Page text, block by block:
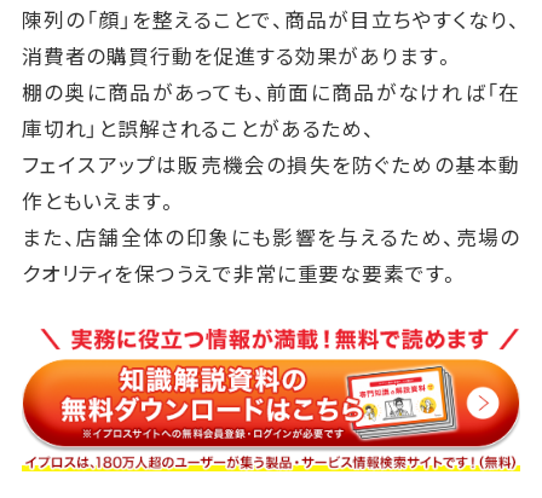
陳列の「顔」を整えることで、商品が目立ちやすくなり、
消費者の購買行動を促進する効果があります。
棚の奥に商品があっても、前面に商品がなければ「在
庫切れ」と誤解されることがあるため、
フェイスアップは販売機会の損失を防ぐための基本動
作ともいえます。
また、店舗全体の印象にも影響を与えるため、売場の
クオリティを保つうえで非常に重要な要素です。